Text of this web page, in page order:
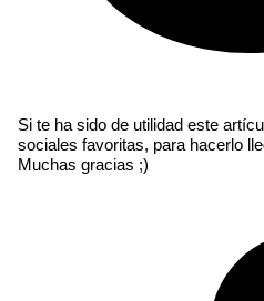
Si te ha sido de utilidad este
sociales favoritas, para hacerlo
Muchas gracias ;)